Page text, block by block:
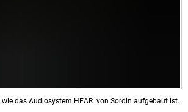
wie das Audiosystem HEAR von Sordin aufgebaut ist.